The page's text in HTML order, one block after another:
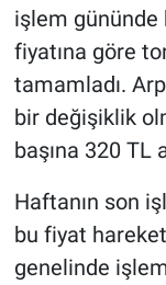
işlem gününde
fiyatına göre
tamamladı.
bir değişiklik
başına 320 TL
Haftanın son
bu fiyat
genelinde